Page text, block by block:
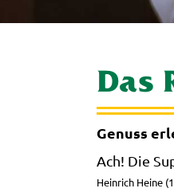
Das
Genuss
Ach! Die
Heinrich Heine